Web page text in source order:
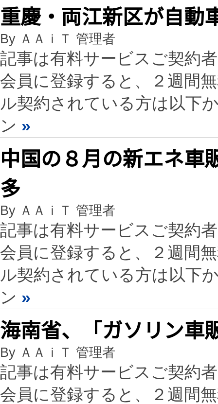
重慶・両江新区が自動
By ＡＡｉＴ 管理者
記事は有料サービスご契約
会員に登録すると、２週間
ル契約されている方は以下
ン »
中国の８月の新エネ車
多
By ＡＡｉＴ 管理者
記事は有料サービスご契約
会員に登録すると、２週間
ル契約されている方は以下
ン »
海南省、「ガソリン車
By ＡＡｉＴ 管理者
記事は有料サービスご契約
会員に登録すると、２週間